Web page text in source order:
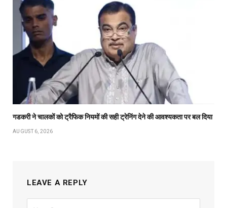
गडकरी ने चालकों को ट्रैफिक नियमों की सही ट्रेनिंग देने की आवश्यकता पर बल दिया
AUGUST 6, 2026
LEAVE A REPLY